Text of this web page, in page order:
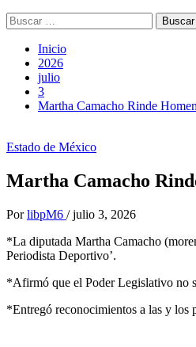
Buscar:
Inicio
2026
julio
3
Martha Camacho Rinde
Estado de México
Martha Camacho
Por libpM6 / julio 3, 2026
*La diputada Martha Camacho
Periodista Deportivo’.
*Afirmó que el Poder Legislativo no
*Entregó reconocimientos a las y los